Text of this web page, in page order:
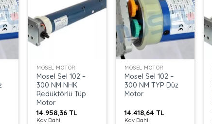
MOSEL MOTOR
Mosel Sel 102 –
300 NM NHK
Redüktörlü Tüp
Motor
14.958,36TL
Kdv Dahil
+
MOSEL MOTOR
Mosel Sel 102 –
300 NM TYP Düz
Motor
14.418,64TL
Kdv Dahil